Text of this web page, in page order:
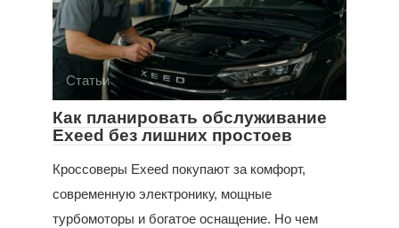
Статьи
Как планировать обслуживание
Exeed без лишних простоев
Кроссоверы Exeed покупают за комфорт,
современную электронику, мощные
турбомоторы и богатое оснащение. Но чем